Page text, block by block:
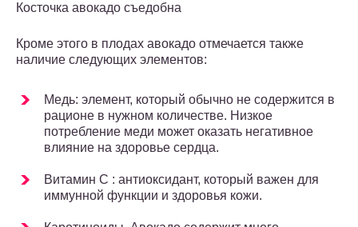
Косточка авокадо съедобна
Кроме этого в плодах авокадо отмечается также
наличие следующих элементов:
Медь: элемент, который обычно не содержится в
рационе в нужном количестве. Низкое
потребление меди может оказать негативное
влияние на здоровье сердца.
Витамин С : антиоксидант, который важен для
иммунной функции и здоровья кожи.